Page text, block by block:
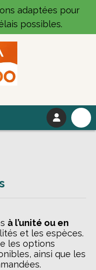
adaptées pour
possibles.
à l’unité ou en
et les espèces.
les options
ainsi que les